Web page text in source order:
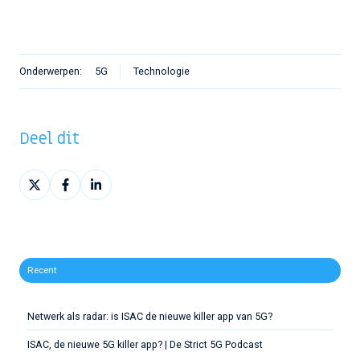
Onderwerpen: 5G Technologie
Deel dit
Deel
op
Deel
op
Deel
op
Recent
Netwerk als radar: is ISAC de nieuwe killer app van 5G?
ISAC, de nieuwe 5G killer app? | De Strict 5G Podcast